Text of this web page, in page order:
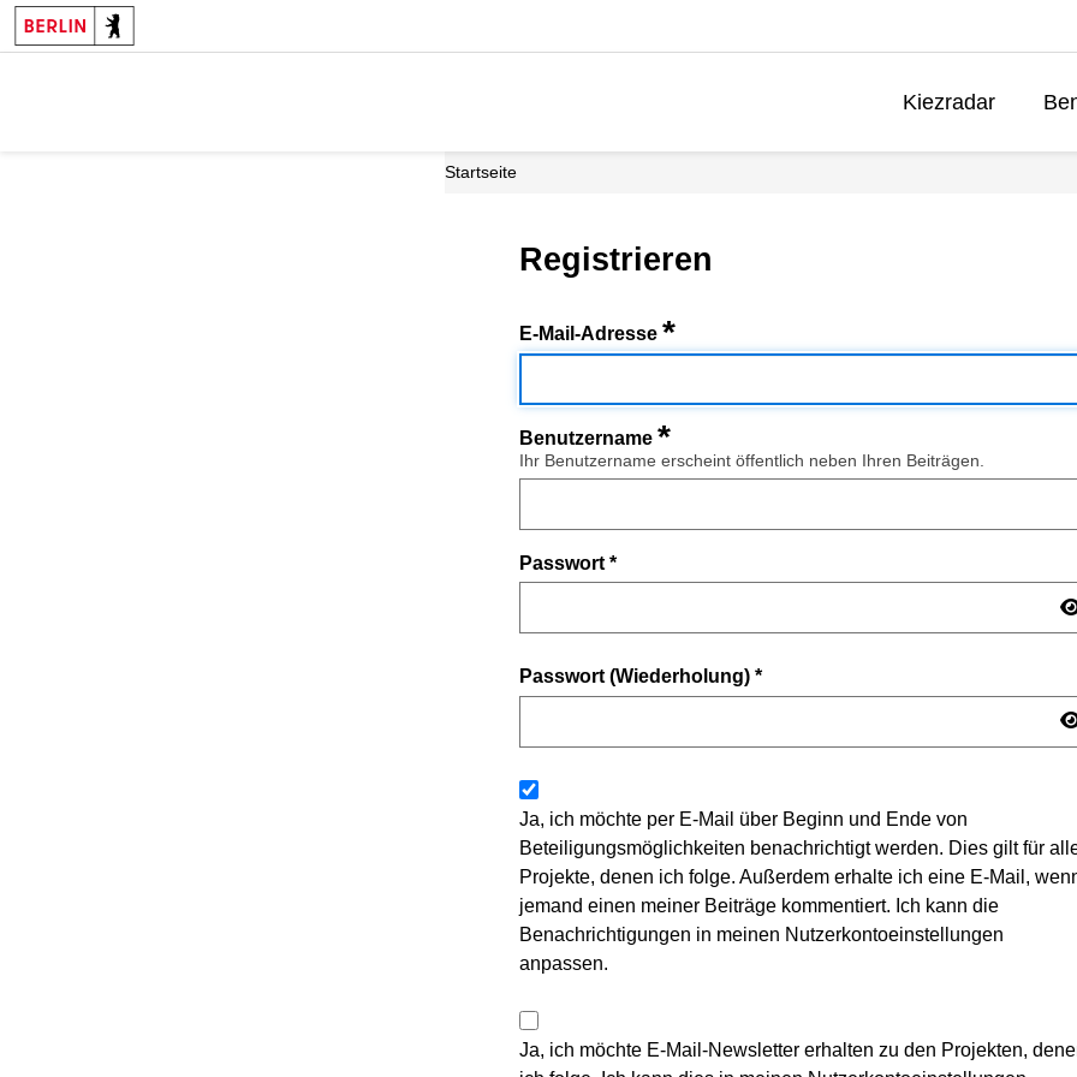
Kiezradar
Startseite
Registrieren
E-Mail-Adresse *
Benutzername *
Ihr Benutzername erscheint öffentlich neben Ihren Beiträgen.
Passwort *
Passwort (Wiederholung) *
Ja, ich möchte per E-Mail über Beginn und Ende von
Beteiligungsmöglichkeiten benachrichtigt werden. Dies gilt für
Projekte, denen ich folge. Außerdem erhalte ich eine E-Mail,
jemand einen meiner Beiträge kommentiert. Ich kann die
Benachrichtigungen in meinen Nutzerkontoeinstellungen
anpassen.
Ja, ich möchte E-Mail-Newsletter erhalten zu den Projekten,